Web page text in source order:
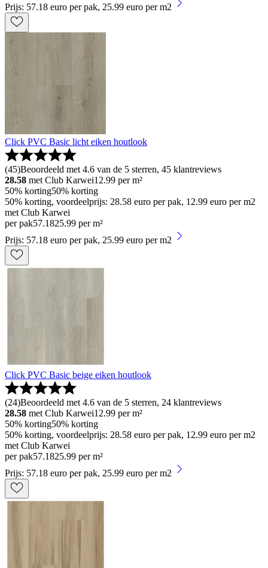
Prijs: 57.18 euro per pak, 25.99 euro per m2
Click PVC Basic licht eiken houtlook
(45)Beoordeeld met 4.6 van de 5 sterren, 45 klantreviews
28.58 met Club Karwei12.99 per m²
50% korting50% korting
50% korting, voordeelprijs: 28.58 euro per pak, 12.99 euro per m2
met Club Karwei
per pak57.1825.99 per m²
Prijs: 57.18 euro per pak, 25.99 euro per m2
Click PVC Basic beige eiken houtlook
(24)Beoordeeld met 4.6 van de 5 sterren, 24 klantreviews
28.58 met Club Karwei12.99 per m²
50% korting50% korting
50% korting, voordeelprijs: 28.58 euro per pak, 12.99 euro per m2
met Club Karwei
per pak57.1825.99 per m²
Prijs: 57.18 euro per pak, 25.99 euro per m2